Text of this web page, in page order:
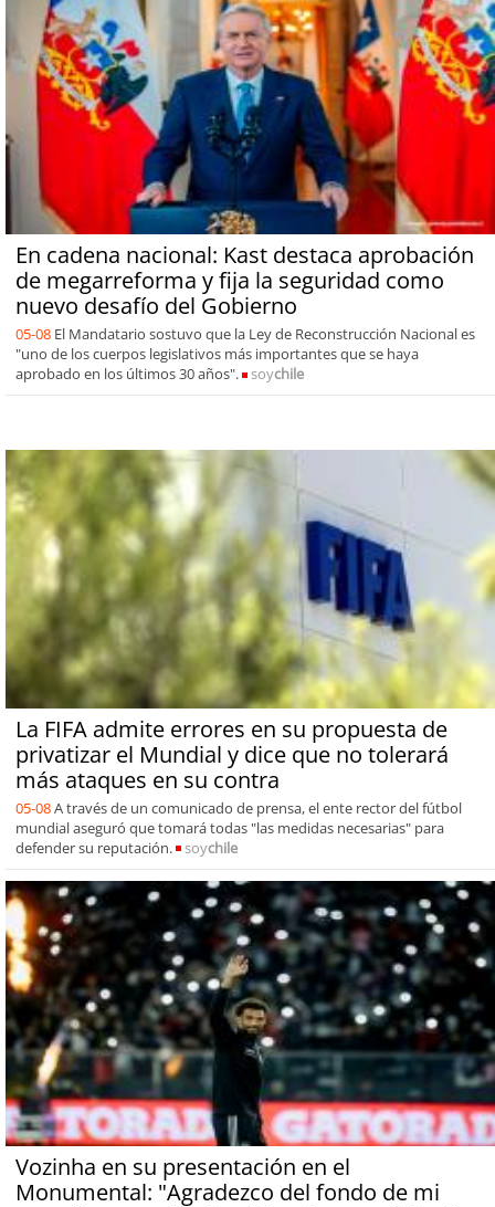
En cadena nacional: Kast destaca aprobación
de megarreforma y fija la seguridad como
nuevo desafío del Gobierno
05-08 El Mandatario sostuvo que la Ley de Reconstrucción Nacional es
"uno de los cuerpos legislativos más importantes que se haya
aprobado en los últimos 30 años".
soychile
La FIFA admite errores en su propuesta de
privatizar el Mundial y dice que no tolerará
más ataques en su contra
05-08A través de un comunicado de prensa, el ente rector del fútbol
mundial aseguró que tomará todas "las medidas necesarias" para
defender su reputación.
soychile
Vozinha en su presentación en el
Monumental: "Agradezco del fondo de mi